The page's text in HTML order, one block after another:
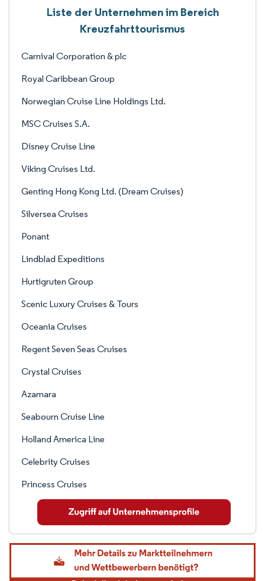
Liste der Unternehmen im Bereich
Kreuzfahrttourismus
Carnival Corporation & plc
Royal Caribbean Group
Norwegian Cruise Line Holdings Ltd.
MSC Cruises S.A.
Disney Cruise Line
Viking Cruises Ltd.
Genting Hong Kong Ltd. (Dream Cruises)
Silversea Cruises
Ponant
Lindblad Expeditions
Hurtigruten Group
Scenic Luxury Cruises & Tours
Oceania Cruises
Regent Seven Seas Cruises
Crystal Cruises
Azamara
Seabourn Cruise Line
Holland America Line
Celebrity Cruises
Princess Cruises